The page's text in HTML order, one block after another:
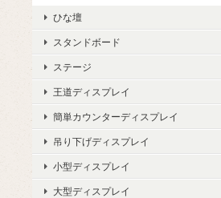
ひな壇
スタンドボード
ステージ
王道ディスプレイ
簡単カウンターディスプレイ
吊り下げディスプレイ
小型ディスプレイ
大型ディスプレイ